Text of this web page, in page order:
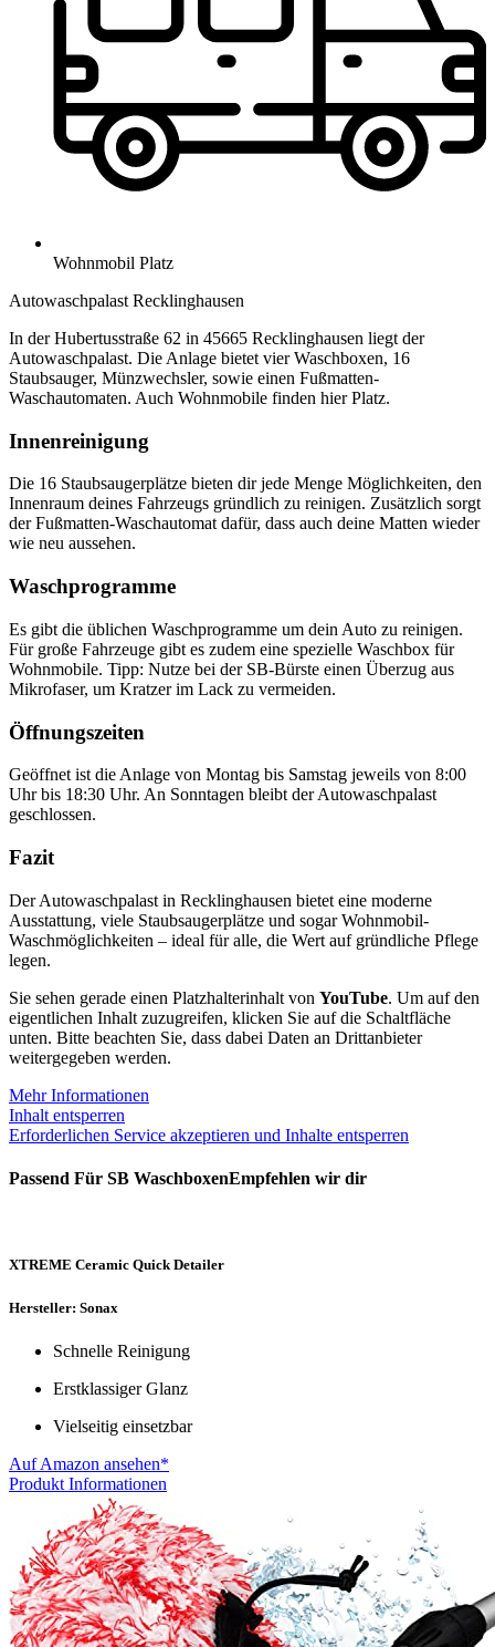
Wohnmobil Platz
Autowaschpalast Recklinghausen
In der Hubertusstraße 62 in 45665 Recklinghausen liegt der
Autowaschpalast. Die Anlage bietet vier Waschboxen, 16
Staubsauger, Münzwechsler, sowie einen Fußmatten-
Waschautomaten. Auch Wohnmobile finden hier Platz.
Innenreinigung
Die 16 Staubsaugerplätze bieten dir jede Menge Möglichkeiten, den
Innenraum deines Fahrzeugs gründlich zu reinigen. Zusätzlich sorgt
der Fußmatten-Waschautomat dafür, dass auch deine Matten wieder
wie neu aussehen.
Waschprogramme
Es gibt die üblichen Waschprogramme um dein Auto zu reinigen.
Für große Fahrzeuge gibt es zudem eine spezielle Waschbox für
Wohnmobile. Tipp: Nutze bei der SB-Bürste einen Überzug aus
Mikrofaser, um Kratzer im Lack zu vermeiden.
Öffnungszeiten
Geöffnet ist die Anlage von Montag bis Samstag jeweils von 8:00
Uhr bis 18:30 Uhr. An Sonntagen bleibt der Autowaschpalast
geschlossen.
Fazit
Der Autowaschpalast in Recklinghausen bietet eine moderne
Ausstattung, viele Staubsaugerplätze und sogar Wohnmobil-
Waschmöglichkeiten – ideal für alle, die Wert auf gründliche Pflege
legen.
Sie sehen gerade einen Platzhalterinhalt von YouTube. Um auf den
eigentlichen Inhalt zuzugreifen, klicken Sie auf die Schaltfläche
unten. Bitte beachten Sie, dass dabei Daten an Drittanbieter
weitergegeben werden.
Mehr Informationen
Inhalt entsperren
Erforderlichen Service akzeptieren und Inhalte entsperren
Passend Für SB WaschboxenEmpfehlen wir dir
XTREME Ceramic Quick Detailer
Hersteller: Sonax
Schnelle Reinigung
Erstklassiger Glanz
Vielseitig einsetzbar
Auf Amazon ansehen*
Produkt Informationen